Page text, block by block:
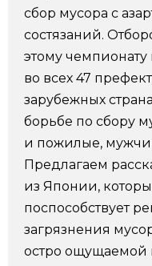
Политика
Экономика
Общество
Культура
Жизнь
Технологии
Японский
Семья
Еда и напитки
сбор мусора с
состязаний.
этому чемпионату
во всех 47
зарубежных
борьбе по сбору
и пожилые,
Предлагаем
из Японии,
поспособствует
загрязнения
остро ощущаемой